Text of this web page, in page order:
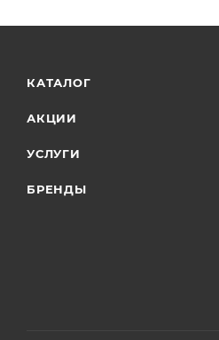
КАТАЛОГ
АКЦИИ
УСЛУГИ
БРЕНДЫ